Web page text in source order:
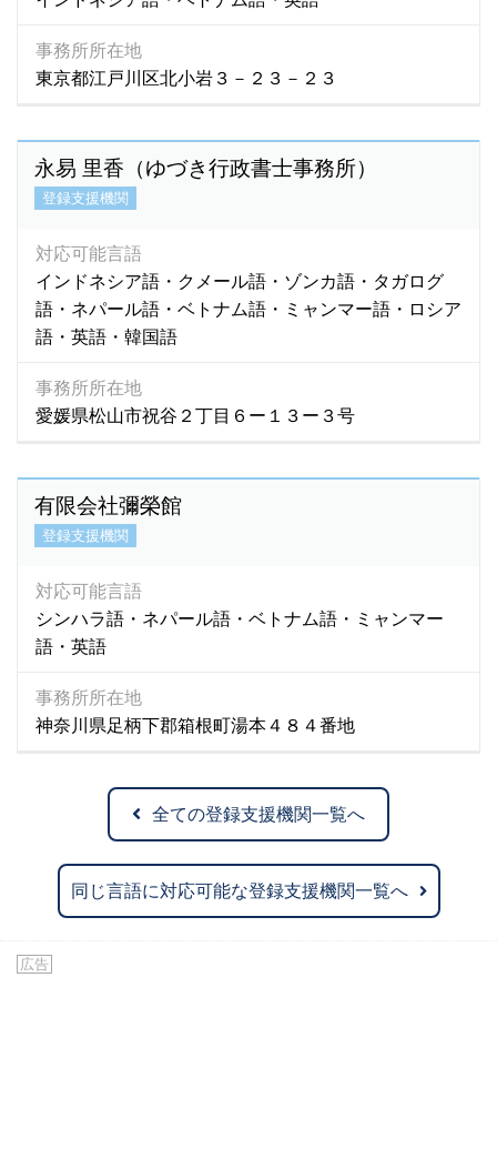
事務所所在地
東京都江戸川区北小岩３－２３－２３
永易 里香（ゆづき行政書士事務所）
登録支援機関
対応可能言語
インドネシア語・クメール語・ゾンカ語・タガログ
語・ネパール語・ベトナム語・ミャンマー語・ロシア
語・英語・韓国語
事務所所在地
愛媛県松山市祝谷２丁目６ー１３ー３号
有限会社彌榮館
登録支援機関
対応可能言語
シンハラ語・ネパール語・ベトナム語・ミャンマー
語・英語
事務所所在地
神奈川県足柄下郡箱根町湯本４８４番地
全ての登録支援機関一覧へ
同じ言語に対応可能な登録支援機関一覧へ
広告